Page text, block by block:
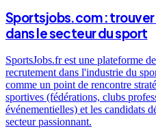
Sportsjobs.com :
dans le secteur du sport
SportsJobs.fr est une plateforme
recrutement dans l'industrie du
comme un point de rencontre
sportives (fédérations, clubs
événementielles) et les candidats
secteur passionnant.